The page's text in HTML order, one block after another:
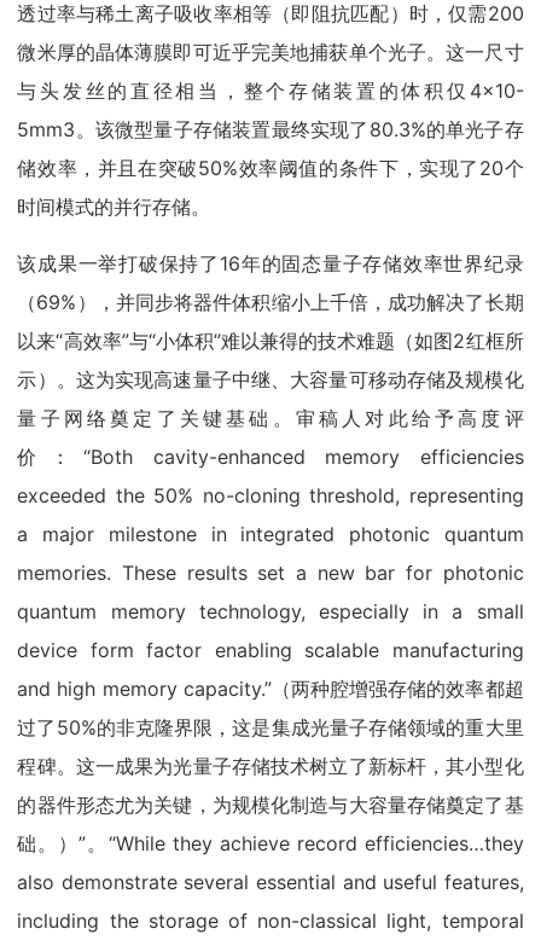
透过率与稀土离子吸收率相等（即阻抗匹配）时，仅需200
微米厚的晶体薄膜即可近乎完美地捕获单个光子。这一尺寸
与头发丝的直径相当，整个存储装置的体积仅4×10-
5mm3。该微型量子存储装置最终实现了80.3%的单光子存
储效率，并且在突破50%效率阈值的条件下，实现了20个
时间模式的并行存储。
该成果一举打破保持了16年的固态量子存储效率世界纪录
（69%），并同步将器件体积缩小上千倍，成功解决了长期
以来“高效率”与“小体积”难以兼得的技术难题（如图2红框所
示）。这为实现高速量子中继、大容量可移动存储及规模化
量子网络奠定了关键基础。审稿人对此给予高度评
价：“Both cavity-enhanced memory efficiencies
exceeded the 50% no-cloning threshold, representing
a major milestone in integrated photonic quantum
memories. These results set a new bar for photonic
quantum memory technology, especially in a small
device form factor enabling scalable manufacturing
and high memory capacity.”（两种腔增强存储的效率都超
过了50%的非克隆界限，这是集成光量子存储领域的重大里
程碑。这一成果为光量子存储技术树立了新标杆，其小型化
的器件形态尤为关键，为规模化制造与大容量存储奠定了基
础。）”。“While they achieve record efficiencies…they
also demonstrate several essential and useful features,
including the storage of non-classical light, temporal